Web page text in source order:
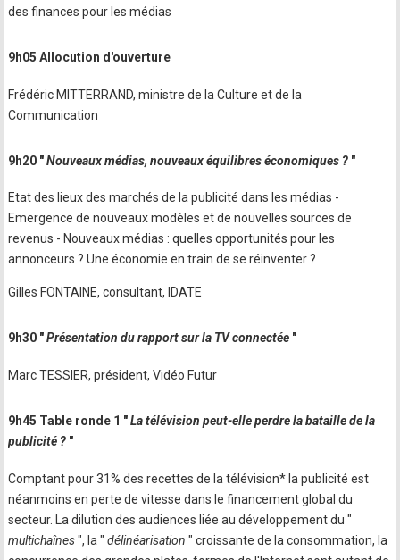
des finances pour les médias
9h05 Allocution d'ouverture
Frédéric MITTERRAND, ministre de la Culture et de la
Communication
9h20 "Nouveaux médias, nouveaux équilibres économiques ? "
Etat des lieux des marchés de la publicité dans les médias -
Emergence de nouveaux modèles et de nouvelles sources de
revenus - Nouveaux médias : quelles opportunités pour les
annonceurs ? Une économie en train de se réinventer ?
Gilles FONTAINE, consultant, IDATE
9h30 "Présentation du rapport sur la TV connectée "
Marc TESSIER, président, Vidéo Futur
9h45 Table ronde 1 "La télévision peut-elle perdre la bataille de la
publicité ? "
Comptant pour 31% des recettes de la télévision* la publicité est
néanmoins en perte de vitesse dans le financement global du
secteur. La dilution des audiences liée au développement du "
multichaînes", la " délinéarisation" croissante de la consommation, la